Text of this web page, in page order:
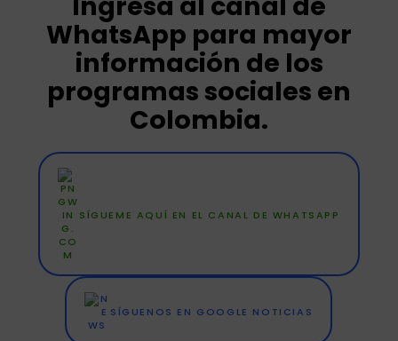
WhatsApp para mayor
información de los
programas sociales en
Colombia.
SÍGUEME AQUÍ EN EL CANAL DE WHATSAPP
SÍGUENOS EN GOOGLE NOTICIAS